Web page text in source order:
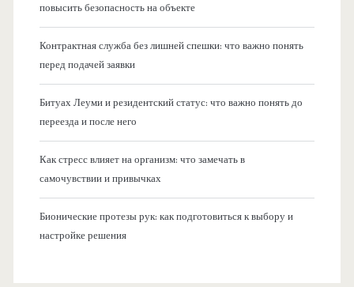
повысить безопасность на объекте
Контрактная служба без лишней спешки: что важно понять
перед подачей заявки
Битуах Леуми и резидентский статус: что важно понять до
переезда и после него
Как стресс влияет на организм: что замечать в
самочувствии и привычках
Бионические протезы рук: как подготовиться к выбору и
настройке решения